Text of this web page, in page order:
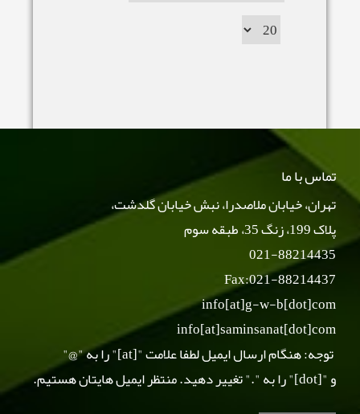
تماس با ما
تهران، خیابان ملاصدرا، نبش خیابان گلدشت،
پلاک 199، زنگ 35، طبقه سوم
021-88214435
Fax:021-88214437
info[at]g-w-b[dot]com
info[at]saminsanat[dot]com
توجه: هنگام ارسال ایمیل لطفا علامت "[at]" را به "@"
و "[dot]" را به "." تغییر دهید. منتظر ایمیل هایتان هستیم.